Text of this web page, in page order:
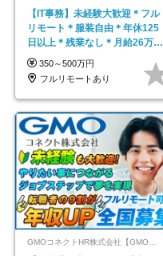
【IT事務】未経験大歓迎＊フル
リモート＊服装自由＊年休125
日以上＊残業なし＊月給26万円
以上
350～500万円
フルリモートあり
GMOコネクトHR株式会社【GMOインターネットグループ】